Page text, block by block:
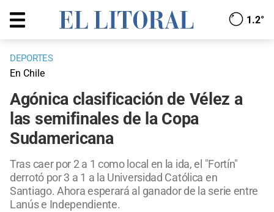
1.2°
DEPORTES
En Chile
Agónica clasificación de Vélez a
las semifinales de la Copa
Sudamericana
Tras caer por 2 a 1 como local en la ida, el "Fortín"
derrotó por 3 a 1 a la Universidad Católica en
Santiago. Ahora esperará al ganador de la serie entre
Lanús e Independiente.